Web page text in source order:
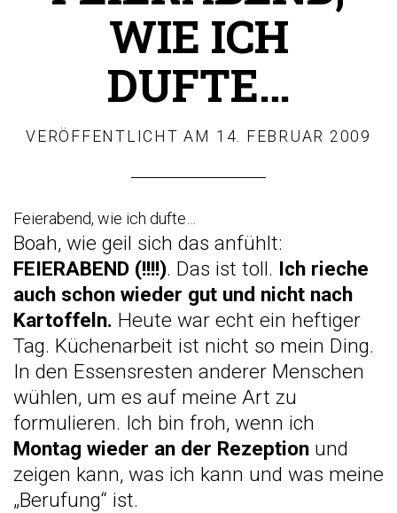
WIE ICH
DUFTE…
VERÖFFENTLICHT AM 14. FEBRUAR 2009
Feierabend, wie ich dufte…
Boah, wie geil sich das anfühlt:
FEIERABEND (!!!!). Das ist toll. Ich rieche
auch schon wieder gut und nicht nach
Kartoffeln. Heute war echt ein heftiger
Tag. Küchenarbeit ist nicht so mein Ding.
In den Essensresten anderer Menschen
wühlen, um es auf meine Art zu
formulieren. Ich bin froh, wenn ich
Montag wieder an der Rezeption und
zeigen kann, was ich kann und was meine
„Berufung“ ist.